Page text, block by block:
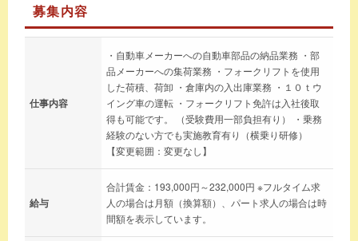
募集内容
仕事内容
・自動車メーカーへの自動車部品の納品業務 ・部
品メーカーへの集荷業務 ・フォークリフトを使用
した荷積、荷卸 ・倉庫内の入出庫業務 ・１０ｔウ
イング車の運転 ・フォークリフト免許は入社後取
得も可能です。 （受験費用一部負担有り） ・乗務
経験のない方でも実施教育有り（横乗り研修）
【変更範囲：変更なし】
給与
合計賃金：193,000円～232,000円 ※フルタイム求
人の場合は月額（換算額）、パート求人の場合は時
間額を表示しています。